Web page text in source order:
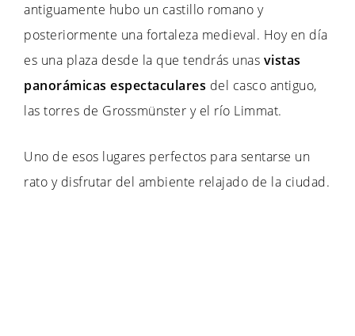
antiguamente hubo un castillo romano y
posteriormente una fortaleza medieval. Hoy en día
es una plaza desde la que tendrás unas vistas
panorámicas espectaculares del casco antiguo,
las torres de Grossmünster y el río Limmat.
Uno de esos lugares perfectos para sentarse un
rato y disfrutar del ambiente relajado de la ciudad.